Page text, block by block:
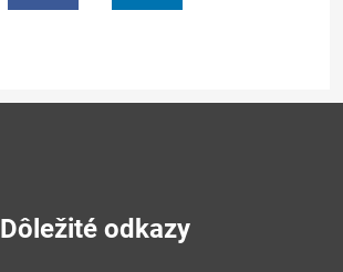
Dôležité odkazy